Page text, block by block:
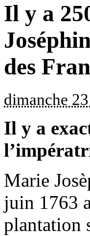
Il y a
des
dimanche
Il y a
Marie
juin 1763
plantation